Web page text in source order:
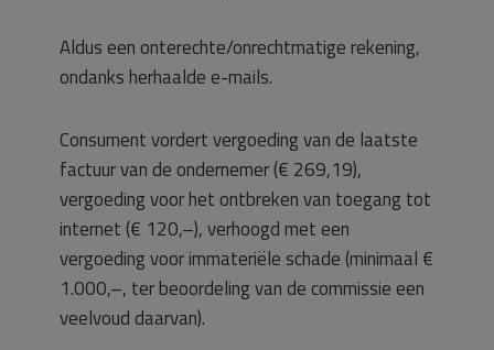
Aldus een onterechte/onrechtmatige rekening,
ondanks herhaalde e-mails.
Consument vordert vergoeding van de laatste
factuur van de ondernemer (€ 269,19),
vergoeding voor het ontbreken van toegang tot
internet (€ 120,–), verhoogd met een
vergoeding voor immateriële schade (minimaal €
1.000,–, ter beoordeling van de commissie een
veelvoud daarvan).